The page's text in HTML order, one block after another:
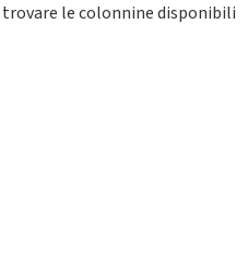
le colonnine disponibili